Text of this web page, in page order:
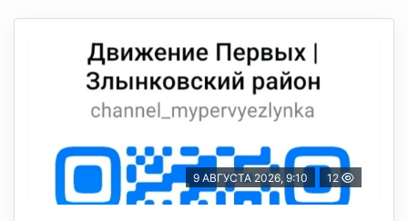
9 АВГУСТА 2026, 9:10 12